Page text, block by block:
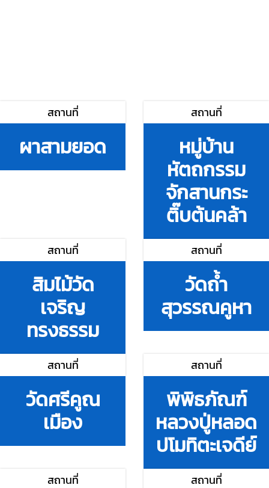
สถานที่
ผาสามยอด
สถานที่
หมู่บ้าน
หัตถกรรม
จักสานกระ
ติ๊บต้นคล้า
สถานที่
สิมไม้วัด
เจริญ
ทรงธรรม
สถานที่
วัดถ้ำ
สุวรรณคูหา
สถานที่
วัดศรีคูณ
เมือง
สถานที่
พิพิธภัณฑ์
หลวงปู่หลอด
ปโมทิตะเจดีย์
สถานที่ สถานที่